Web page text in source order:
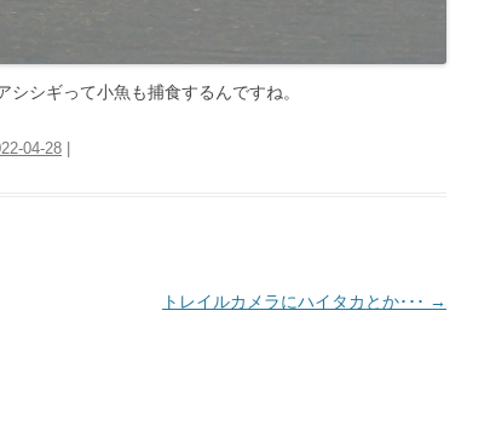
シギって小魚も捕食するんですね。
04-28
トレイルカメラにハイタカとか･･･ →